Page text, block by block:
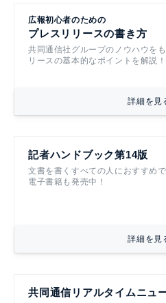
広報初心者のための
プレスリリースの書き方
共同通信社グループのノウハウを
リースの基本的なポイントを解説！
詳細を見
記者ハンドブック第14版
文書を書くすべての人におすすめで
電子書籍も発売中！
詳細を見
共同通信リアルタイムニュ